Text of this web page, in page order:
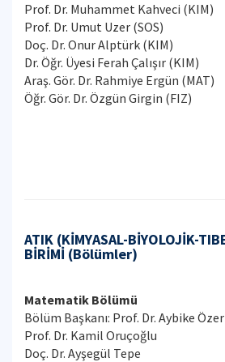
Prof. Dr. Muhammet Kahveci (KIM)
Prof. Dr. Umut Uzer (SOS)
Doç. Dr. Onur Alptürk (KIM)
Dr. Öğr. Üyesi Ferah Çalışır (KIM)
Araş. Gör. Dr. Rahmiye Ergün (MAT)
Öğr. Gör. Dr. Özgün Girgin (FIZ)
ATIK (KİMYASAL-BİYOLOJİK-
BİRİMİ (Bölümler)
Matematik Bölümü
Bölüm Başkanı: Prof. Dr. Aybike Özer
Prof. Dr. Kamil Oruçoğlu
Doç. Dr. Ayşegül Tepe